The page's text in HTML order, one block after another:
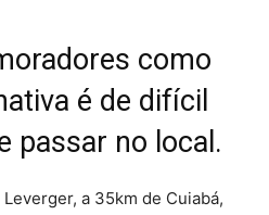
como
é de difícil
passar no local.
a 35km de Cuiabá,